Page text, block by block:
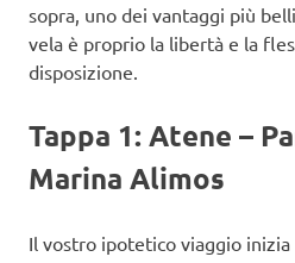
sopra, uno dei vantaggi più
vela è proprio la libertà e la
disposizione.
Tappa 1: Atene –
Marina Alimos
Il vostro ipotetico viaggio